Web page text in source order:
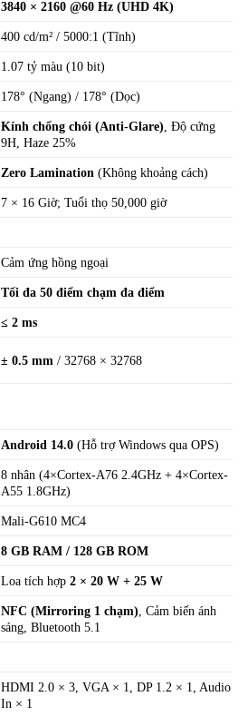
3840 × 2160 @60 Hz (UHD 4K)
400 cd/m² / 5000:1 (Tĩnh)
1.07 tỷ màu (10 bit)
178° (Ngang) / 178° (Dọc)
Kính chống chói (Anti-Glare) , Độ cứng
9H, Haze 25%
Zero Lamination (Không khoảng cách)
7 × 16 Giờ; Tuổi thọ 50,000 giờ
Cảm ứng hồng ngoại
Tối đa 50 điểm chạm đa điểm
≤ 2 ms
± 0.5 mm / 32768 × 32768
Android 14.0 (Hỗ trợ Windows qua OPS)
8 nhân (4×Cortex-A76 2.4GHz + 4×Cortex-
A55 1.8GHz)
Mali-G610 MC4
8 GB RAM / 128 GB ROM
Loa tích hợp2 × 20 W + 25 W
NFC (Mirroring 1 chạm) , Cảm biến ánh
sáng, Bluetooth 5.1
HDMI 2.0 × 3, VGA × 1, DP 1.2 × 1, Audio
In × 1